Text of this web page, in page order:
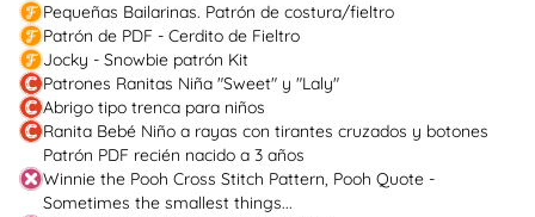
Pequeñas Bailarinas. Patrón de costura/fieltro
Patrón de PDF - Cerdito de Fieltro
Jocky - Snowbie patrón Kit
Patrones Ranitas Niña "Sweet" y "Laly"
Abrigo tipo trenca para niños
Ranita Bebé Niño a rayas con tirantes cruzados y botones
Patrón PDF recién nacido a 3 años
Winnie the Pooh Cross Stitch Pattern, Pooh Quote -
Sometimes the smallest things...